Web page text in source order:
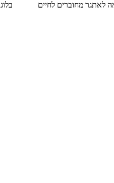
לאתגר מחוברים לחיים בלוג